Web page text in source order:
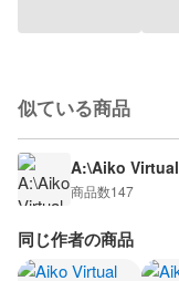
似ている商品
A:\Aiko Virtual
商品数147
同じ作者の商品